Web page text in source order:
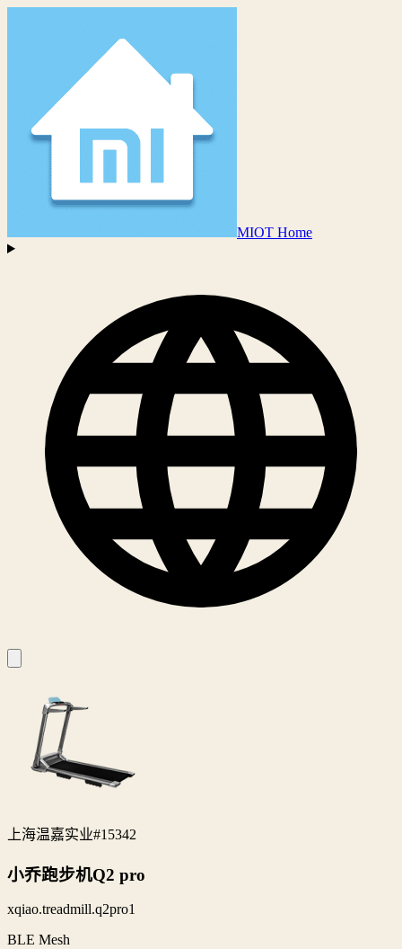
MIOT Home
上海温嘉实业#15342
小乔跑步机Q2 pro
xqiao.treadmill.q2pro1
BLE Mesh